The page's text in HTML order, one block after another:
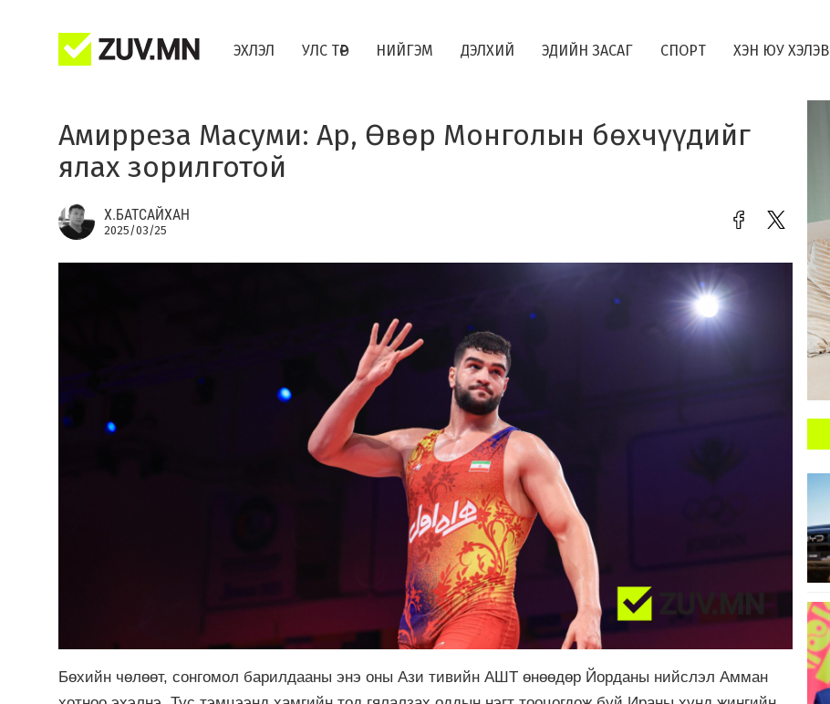
ЭХЛЭЛ УЛС ТӨР НИЙГЭМ ДЭЛХИЙ ЭДИЙН ЗАСАГ СПОРТ ХЭН ЮУ ХЭЛЭВ
Амирреза Масуми: Ар, Өвөр Монголын бөхчүүдийг
ялах зорилготой
Х.БАТСАЙХАН
2025/03/25
Бөхийн чөлөөт, сонгомол барилдааны энэ оны Ази тивийн АШТ өнөөдөр Йорданы нийслэл Амман